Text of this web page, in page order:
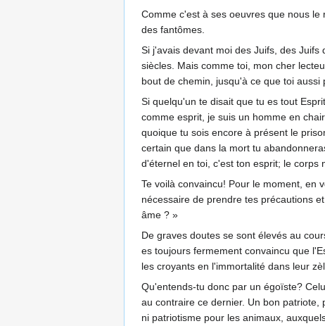
Comme c'est à ses oeuvres que nous
des fantômes.
Si j'avais devant moi des Juifs, des
siècles. Mais comme toi, mon cher
bout de chemin, jusqu'à ce que toi
Si quelqu'un te disait que tu es tout
comme esprit, je suis un homme en
quoique tu sois encore à présent le
certain que dans la mort tu
d'éternel en toi, c'est ton esprit; le
Te voilà convaincu! Pour le moment, en
nécessaire de prendre tes précautions
âme ? »
De graves doutes se sont élevés au
es toujours fermement convaincu que
les croyants en l'immortalité dans leur
Qu'entends-tu donc par un égoïste?
au contraire ce dernier. Un bon
ni patriotisme pour les animaux,